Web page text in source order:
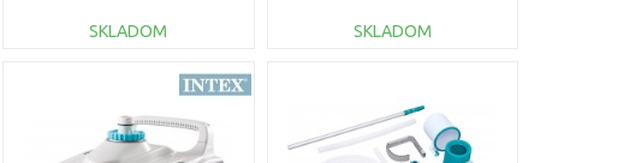
SKLADOM
DO KOŠÍKA
Porovnať
SKLADOM
Porovnať